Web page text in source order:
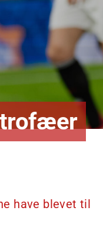
trofæer
have blevet til